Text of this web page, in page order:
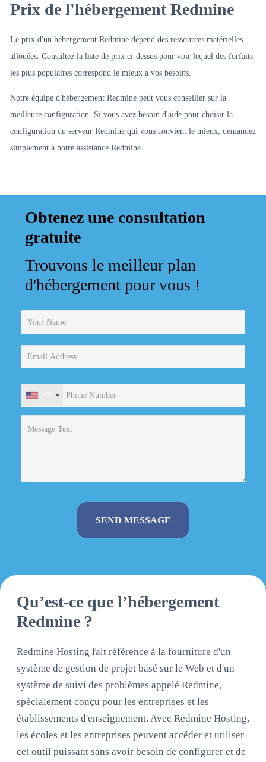
Prix ​​de l'hébergement Redmine
Le prix d'un hébergement Redmine dépend des ressources matérielles
allouées. Consultez la liste de prix ci-dessus pour voir lequel des forfaits
les plus populaires correspond le mieux à vos besoins.
Notre équipe d'hébergement Redmine peut vous conseiller sur la
meilleure configuration. Si vous avez besoin d'aide pour choisir la
configuration du serveur Redmine qui vous convient le mieux, demandez
simplement à notre assistance Redmine.
Obtenez une consultation
gratuite
Trouvons le meilleur plan
d'hébergement pour vous !
Qu’est-ce que l’hébergement
Redmine ?
Redmine Hosting fait référence à la fourniture d'un
système de gestion de projet basé sur le Web et d'un
système de suivi des problèmes appelé Redmine,
spécialement conçu pour les entreprises et les
établissements d'enseignement. Avec Redmine Hosting,
les écoles et les entreprises peuvent accéder et utiliser
cet outil puissant sans avoir besoin de configurer et de